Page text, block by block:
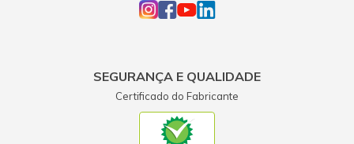
SEGURANÇA E QUALIDADE
Certificado do Fabricante